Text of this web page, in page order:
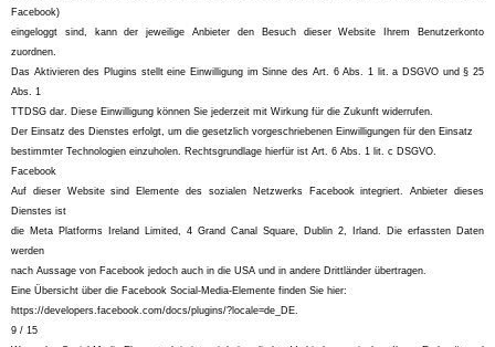
Facebook)
eingeloggt sind, kann der jeweilige Anbieter den Besuch dieser Website Ihrem Benutzerkonto
zuordnen.
Das Aktivieren des Plugins stellt eine Einwilligung im Sinne des Art. 6 Abs. 1 lit. a DSGVO und § 25
Abs. 1
TTDSG dar. Diese Einwilligung können Sie jederzeit mit Wirkung für die Zukunft widerrufen.
Der Einsatz des Dienstes erfolgt, um die gesetzlich vorgeschriebenen Einwilligungen für den Einsatz
bestimmter Technologien einzuholen. Rechtsgrundlage hierfür ist Art. 6 Abs. 1 lit. c DSGVO.
Facebook
Auf dieser Website sind Elemente des sozialen Netzwerks Facebook integriert. Anbieter dieses
Dienstes ist
die Meta Platforms Ireland Limited, 4 Grand Canal Square, Dublin 2, Irland. Die erfassten Daten
werden
nach Aussage von Facebook jedoch auch in die USA und in andere Drittländer übertragen.
Eine Übersicht über die Facebook Social-Media-Elemente finden Sie hier:
https://developers.facebook.com/docs/plugins/?locale=de_DE.
9 / 15